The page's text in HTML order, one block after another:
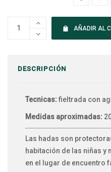
AÑADIR AL
DESCRIPCIÓN
Tecnicas: fieltrada con
Medidas aproximadas:
Las hadas son
habitación de las niñas y
en el lugar de encuentro